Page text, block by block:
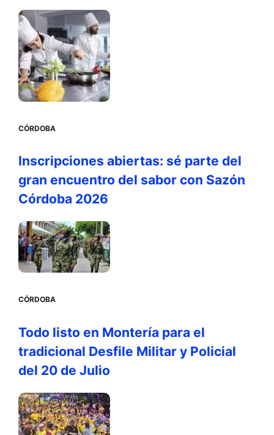
CÓRDOBA
Inscripciones abiertas: sé parte del
gran encuentro del sabor con Sazón
Córdoba 2026
CÓRDOBA
Todo listo en Montería para el
tradicional Desfile Militar y Policial
del 20 de Julio